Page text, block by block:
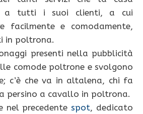
a tutti i suoi clienti, a cui
facilmente e comodamente,
in poltrona.
presenti nella pubblicità
comode poltrone e svolgono
c’è che va in altalena, chi fa
persino a cavallo in poltrona.
nel precedentespot, dedicato